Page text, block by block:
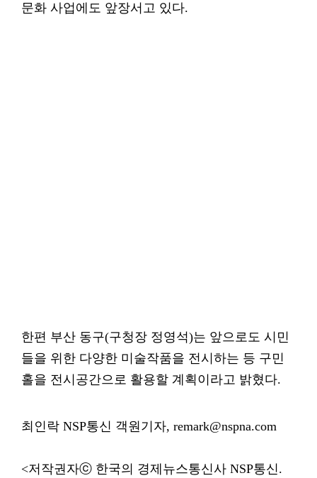
문화 사업에도 앞장서고 있다.
한편 부산 동구(구청장 정영석)는 앞으로도 시민
들을 위한 다양한 미술작품을 전시하는 등 구민
홀을 전시공간으로 활용할 계획이라고 밝혔다.
최인락 NSP통신 객원기자, remark@nspna.com
<저작권자ⓒ 한국의 경제뉴스통신사 NSP통신.